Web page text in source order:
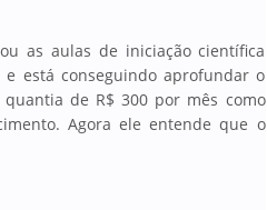
as aulas de iniciação científica
está conseguindo aprofundar o
de R$ 300 por mês como
Agora ele entende que o